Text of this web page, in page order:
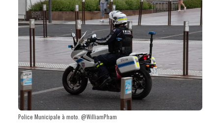
Police Municipale à moto. @WilliamPham